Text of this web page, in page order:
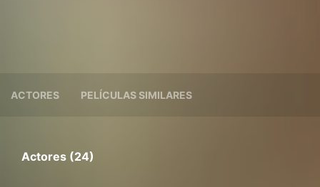
ACTORES PELÍCULAS SIMILARES
Actores (24)